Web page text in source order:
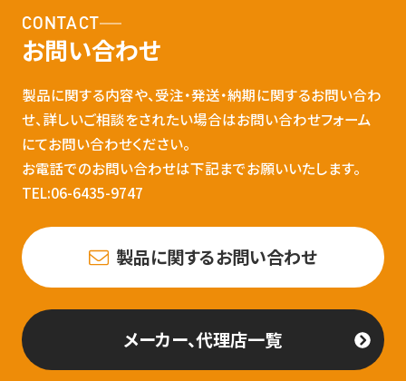
CONTACT
お問い合わせ
製品に関する内容や、受注・発送・納期に関するお問い合わ
せ、詳しいご相談をされたい場合はお問い合わせフォーム
にてお問い合わせください。
お電話でのお問い合わせは下記までお願いいたします。
TEL:06-6435-9747
製品に関するお問い合わせ
メーカー、代理店一覧